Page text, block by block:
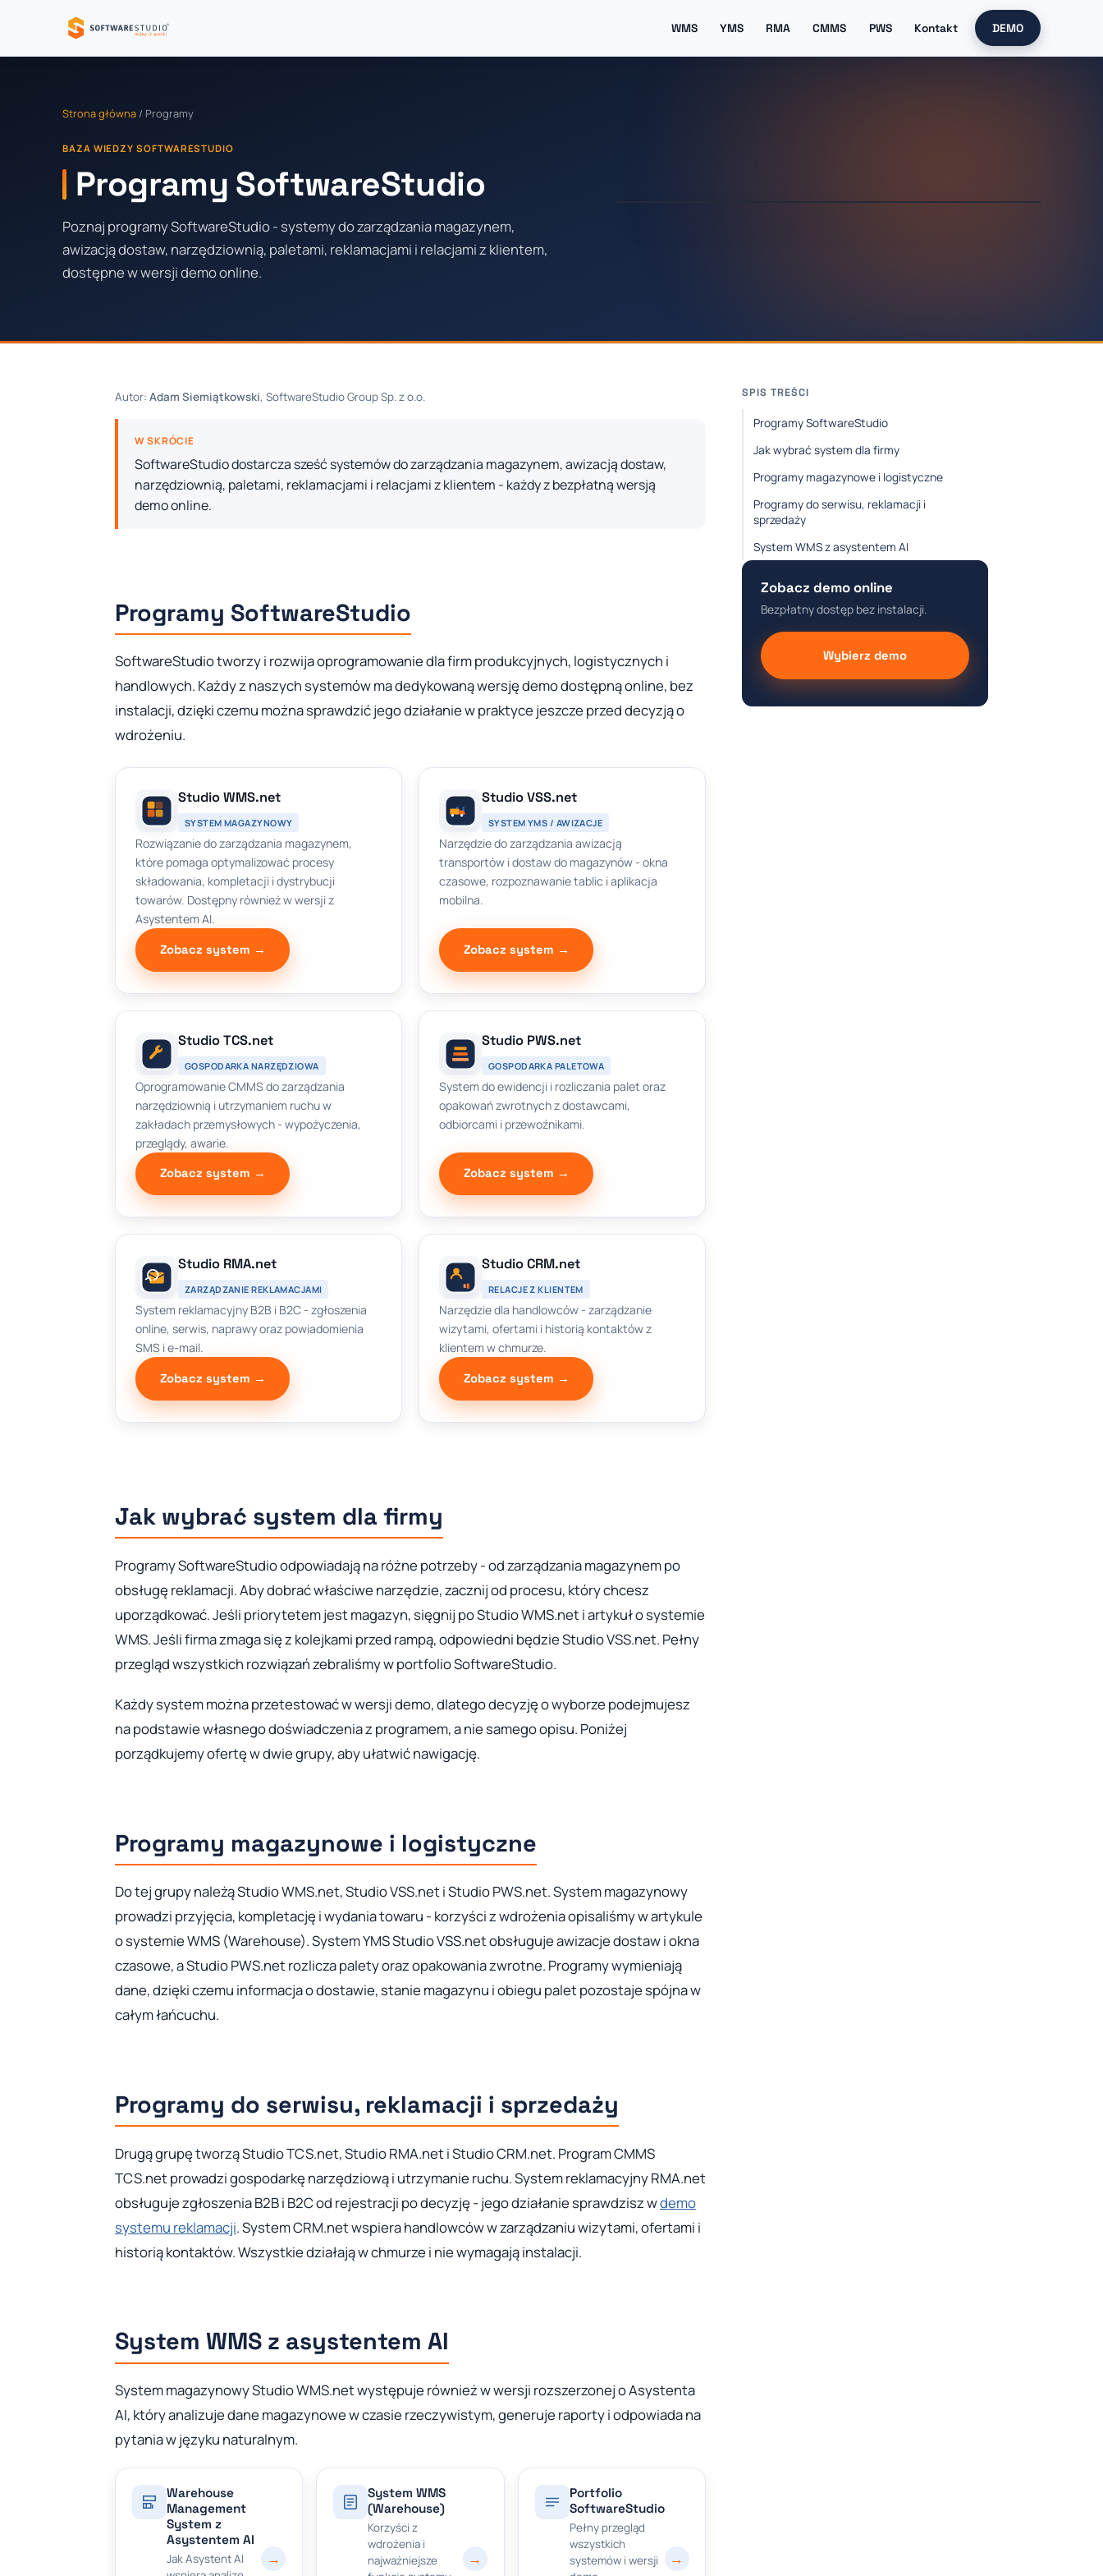
WMS YMS RMA CMMS PWS Kontakt DEMO
Strona główna / Programy
BAZA WIEDZY SOFTWARESTUDIO
Programy SoftwareStudio
Poznaj programy SoftwareStudio - systemy do zarządzania magazynem,
awizacją dostaw, narzędziownią, paletami, reklamacjami i relacjami z klientem,
dostępne w wersji demo online.
Autor: Adam Siemiątkowski, SoftwareStudio Group Sp. z o.o.
W SKRÓCIE
SoftwareStudio dostarcza sześć systemów do zarządzania magazynem, awizacją dostaw,
narzędziownią, paletami, reklamacjami i relacjami z klientem - każdy z bezpłatną wersją
demo online.
Programy SoftwareStudio
SoftwareStudio tworzy i rozwija oprogramowanie dla firm produkcyjnych, logistycznych i
handlowych. Każdy z naszych systemów ma dedykowaną wersję demo dostępną online, bez
instalacji, dzięki czemu można sprawdzić jego działanie w praktyce jeszcze przed decyzją o
wdrożeniu.
Studio WMS.net
SYSTEM MAGAZYNOWY
Rozwiązanie do zarządzania magazynem,
które pomaga optymalizować procesy
składowania, kompletacji i dystrybucji
towarów. Dostępny również w wersji z
Asystentem AI.
Zobacz system →
Studio VSS.net
SYSTEM YMS / AWIZACJE
Narzędzie do zarządzania awizacją
transportów i dostaw do magazynów - okna
czasowe, rozpoznawanie tablic i aplikacja
mobilna.
Zobacz system →
Studio TCS.net
GOSPODARKA NARZĘDZIOWA
Oprogramowanie CMMS do zarządzania
narzędziownią i utrzymaniem ruchu w
zakładach przemysłowych - wypożyczenia,
przeglądy, awarie.
Zobacz system →
Studio PWS.net
GOSPODARKA PALETOWA
System do ewidencji i rozliczania palet oraz
opakowań zwrotnych z dostawcami,
odbiorcami i przewoźnikami.
Zobacz system →
Studio RMA.net
ZARZĄDZANIE REKLAMACJAMI
System reklamacyjny B2B i B2C - zgłoszenia
online, serwis, naprawy oraz powiadomienia
SMS i e-mail.
Zobacz system →
Studio CRM.net
RELACJE Z KLIENTEM
Narzędzie dla handlowców - zarządzanie
wizytami, ofertami i historią kontaktów z
klientem w chmurze.
Zobacz system →
Jak wybrać system dla firmy
Programy SoftwareStudio odpowiadają na różne potrzeby - od zarządzania magazynem po
obsługę reklamacji. Aby dobrać właściwe narzędzie, zacznij od procesu, który chcesz
uporządkować. Jeśli priorytetem jest magazyn, sięgnij po Studio WMS.net i artykuł o systemie
WMS. Jeśli firma zmaga się z kolejkami przed rampą, odpowiedni będzie Studio VSS.net. Pełny
przegląd wszystkich rozwiązań zebraliśmy w portfolio SoftwareStudio.
Każdy system można przetestować w wersji demo, dlatego decyzję o wyborze podejmujesz
na podstawie własnego doświadczenia z programem, a nie samego opisu. Poniżej
porządkujemy ofertę w dwie grupy, aby ułatwić nawigację.
Programy magazynowe i logistyczne
Do tej grupy należą Studio WMS.net, Studio VSS.net i Studio PWS.net. System magazynowy
prowadzi przyjęcia, kompletację i wydania towaru - korzyści z wdrożenia opisaliśmy w artykule
o systemie WMS (Warehouse). System YMS Studio VSS.net obsługuje awizacje dostaw i okna
czasowe, a Studio PWS.net rozlicza palety oraz opakowania zwrotne. Programy wymieniają
dane, dzięki czemu informacja o dostawie, stanie magazynu i obiegu palet pozostaje spójna w
całym łańcuchu.
Programy do serwisu, reklamacji i sprzedaży
Drugą grupę tworzą Studio TCS.net, Studio RMA.net i Studio CRM.net. Program CMMS
TCS.net prowadzi gospodarkę narzędziową i utrzymanie ruchu. System reklamacyjny RMA.net
obsługuje zgłoszenia B2B i B2C od rejestracji po decyzję - jego działanie sprawdzisz wdemo
systemu reklamacji. System CRM.net wspiera handlowców w zarządzaniu wizytami, ofertami i
historią kontaktów. Wszystkie działają w chmurze i nie wymagają instalacji.
System WMS z asystentem AI
System magazynowy Studio WMS.net występuje również w wersji rozszerzonej o Asystenta
AI, który analizuje dane magazynowe w czasie rzeczywistym, generuje raporty i odpowiada na
pytania w języku naturalnym.
Warehouse
Management
System z
Asystentem AI
Jak Asystent AI
→
System WMS
(Warehouse)
Korzyści z
wdrożenia i
najważniejsze
→
Portfolio
SoftwareStudio
Pełny przegląd
wszystkich
systemów i wersji
→
SPIS TREŚCI
Programy SoftwareStudio
Jak wybrać system dla firmy
Programy magazynowe i logistyczne
Programy do serwisu, reklamacji i
sprzedaży
System WMS z asystentem AI
Zobacz demo online
Bezpłatny dostęp bez instalacji.
Wybierz demo